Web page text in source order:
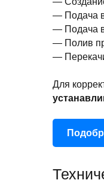
— Подача
— Подача
— Полив
—
Для